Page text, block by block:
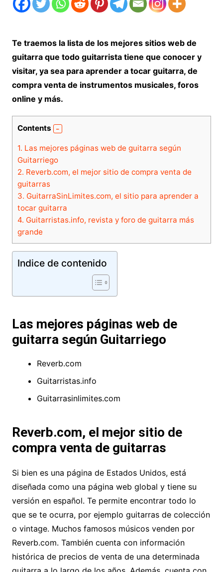
Te traemos la lista de los mejores sitios web de
guitarra que todo guitarrista tiene que conocer y
visitar, ya sea para aprender a tocar guitarra, de
compra venta de instrumentos musicales, foros
online y más.
Contents
1. Las mejores páginas web de guitarra según
Guitarriego
2. Reverb.com, el mejor sitio de compra venta de
guitarras
3. GuitarraSinLimites.com, el sitio para aprender a
tocar guitarra
4. Guitarristas.info, revista y foro de guitarra más
grande
Indice de contenido
Las mejores páginas web de
guitarra según Guitarriego
Reverb.com
Guitarristas.info
Guitarrasinlimites.com
Reverb.com, el mejor sitio de
compra venta de guitarras
Si bien es una página de Estados Unidos, está
diseñada como una página web global y tiene su
versión en español. Te permite encontrar todo lo
que se te ocurra, por ejemplo guitarras de colección
o vintage. Muchos famosos músicos venden por
Reverb.com. También cuenta con información
histórica de precios de venta de una determinada